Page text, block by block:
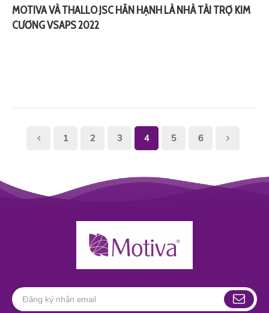
MOTIVA VÀ THALLO JSC HÂN HẠNH LÀ NHÀ TÀI TRỢ KIM
CƯƠNG VSAPS 2022
1 2 3 4 5 6